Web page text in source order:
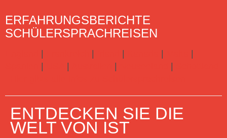
ERFAHRUNGSBERICHTE
SCHÜLERSPRACHREISEN
ENTDECKEN SIE DIE
WELT VON IST